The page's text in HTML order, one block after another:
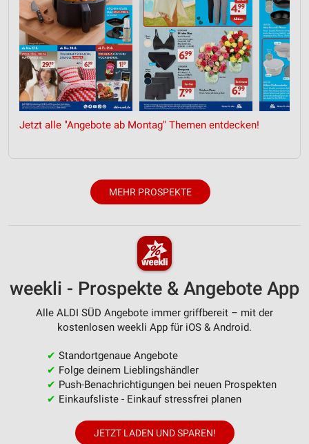
Jetzt alle "Angebote ab Montag" Themen entdecken!
MEHR PROSPEKTE
weekli - Prospekte & Angebote App
Alle ALDI SÜD Angebote immer griffbereit – mit der
kostenlosen weekli App für iOS & Android.
✔ Standortgenaue Angebote
✔ Folge deinem Lieblingshändler
✔ Push-Benachrichtigungen bei neuen Prospekten
✔ Einkaufsliste - Einkauf stressfrei planen
JETZT LADEN UND SPAREN!